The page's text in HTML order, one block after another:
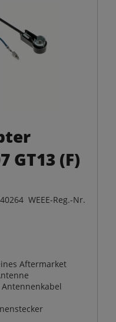
GT13 (F)
WEEE-Reg.-Nr.
Aftermarket